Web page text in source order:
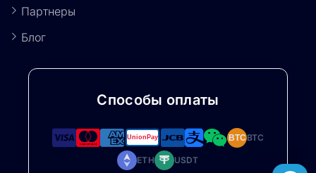
Партнеры
Блог
Способы оплаты
BTCBTC
ETH USDT